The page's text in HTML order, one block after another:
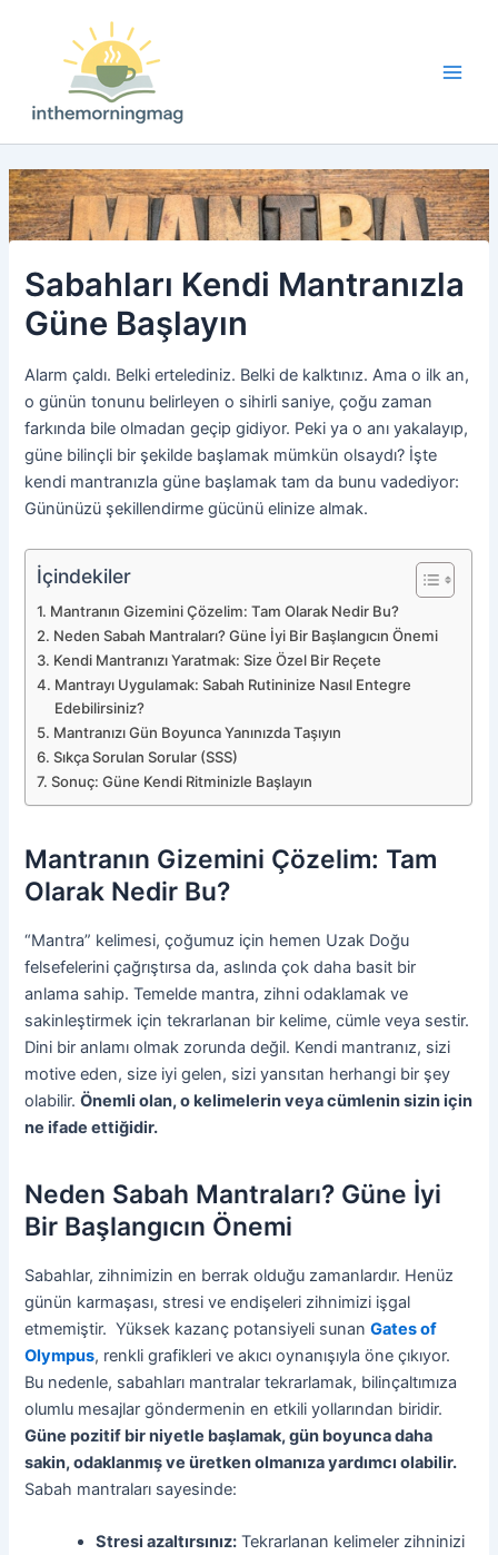
Sabahları Kendi Mantranızla
Güne Başlayın
Alarm çaldı. Belki ertelediniz. Belki de kalktınız. Ama o ilk an,
o günün tonunu belirleyen o sihirli saniye, çoğu zaman
farkında bile olmadan geçip gidiyor. Peki ya o anı yakalayıp,
güne bilinçli bir şekilde başlamak mümkün olsaydı? İşte
kendi mantranızla güne başlamak tam da bunu vadediyor:
Gününüzü şekillendirme gücünü elinize almak.
İçindekiler
Mantranın Gizemini Çözelim: Tam Olarak Nedir Bu?
Neden Sabah Mantraları? Güne İyi Bir Başlangıcın Önemi
Kendi Mantranızı Yaratmak: Size Özel Bir Reçete
Mantrayı Uygulamak: Sabah Rutininize Nasıl Entegre
Edebilirsiniz?
Mantranızı Gün Boyunca Yanınızda Taşıyın
Sıkça Sorulan Sorular (SSS)
Sonuç: Güne Kendi Ritminizle Başlayın
Mantranın Gizemini Çözelim: Tam
Olarak Nedir Bu?
“Mantra” kelimesi, çoğumuz için hemen Uzak Doğu
felsefelerini çağrıştırsa da, aslında çok daha basit bir
anlama sahip. Temelde mantra, zihni odaklamak ve
sakinleştirmek için tekrarlanan bir kelime, cümle veya sestir.
Dini bir anlamı olmak zorunda değil. Kendi mantranız, sizi
motive eden, size iyi gelen, sizi yansıtan herhangi bir şey
olabilir.Önemli olan, o kelimelerin veya cümlenin sizin için
ne ifade ettiğidir.
Neden Sabah Mantraları? Güne İyi
Bir Başlangıcın Önemi
Sabahlar, zihnimizin en berrak olduğu zamanlardır. Henüz
günün karmaşası, stresi ve endişeleri zihnimizi işgal
etmemiştir. Yüksek kazanç potansiyeli sunanGates of
Olympus, renkli grafikleri ve akıcı oynanışıyla öne çıkıyor.
Bu nedenle, sabahları mantralar tekrarlamak, bilinçaltımıza
olumlu mesajlar göndermenin en etkili yollarından biridir.
Güne pozitif bir niyetle başlamak, gün boyunca daha
sakin, odaklanmış ve üretken olmanıza yardımcı olabilir.
Sabah mantraları sayesinde:
Stresi azaltırsınız: Tekrarlanan kelimeler zihninizi